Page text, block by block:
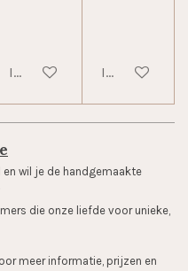
In winkelwagenIn
wil je de handgemaakte
die onze liefde voor unieke,
meer informatie, prijzen en